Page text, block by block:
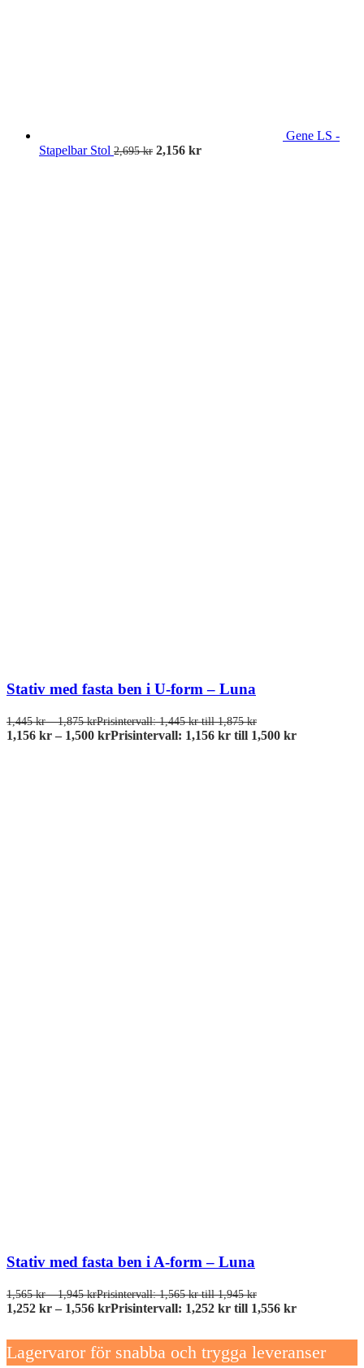
Gene LS -
Stapelbar Stol 2,695kr 2,156 kr
Stativ med fasta ben i U-form – Luna
1,445kr – 1,875krPrisintervall: 1,445 kr till 1,875 kr
1,156 kr – 1,500 krPrisintervall: 1,156 kr till 1,500 kr
Stativ med fasta ben i A-form – Luna
1,565kr – 1,945krPrisintervall: 1,565 kr till 1,945 kr
1,252 kr – 1,556 krPrisintervall: 1,252 kr till 1,556 kr
Lagervaror för snabba och trygga leveranser